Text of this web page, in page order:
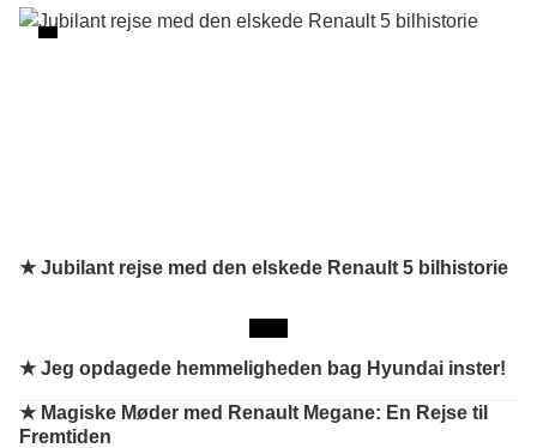
★ Jubilant rejse med den elskede Renault 5 bilhistorie
★Jeg opdagede hemmeligheden bag Hyundai inster!
★ Magiske Møder med Renault Megane: En Rejse til
Fremtiden